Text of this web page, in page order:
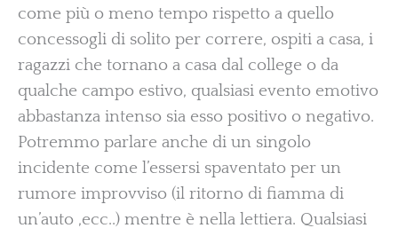
come più o meno tempo rispetto a quello
concessogli di solito per correre, ospiti a casa, i
ragazzi che tornano a casa dal college o da
qualche campo estivo, qualsiasi evento emotivo
abbastanza intenso sia esso positivo o negativo.
Potremmo parlare anche di un singolo
incidente come l’essersi spaventato per un
rumore improvviso (il ritorno di fiamma di
un’auto ,ecc..) mentre è nella lettiera. Qualsiasi